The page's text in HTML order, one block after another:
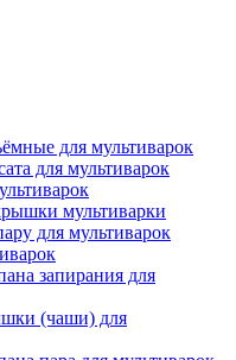
для мультиварок
для мультиварок
мультиварки
для мультиварок
запирания для
(чаши) для